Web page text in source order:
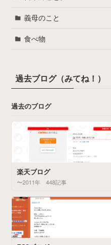
義母のこと
食べ物
過去ブログ（みてね！）
過去のブログ
楽天ブログ
〜2011年 448記事